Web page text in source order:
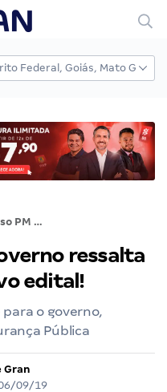
Concurso PM CE: Governo ressalta necessidade de novo edital!
ressalta
edital!
para o governo,
Pública
Gran
09/19